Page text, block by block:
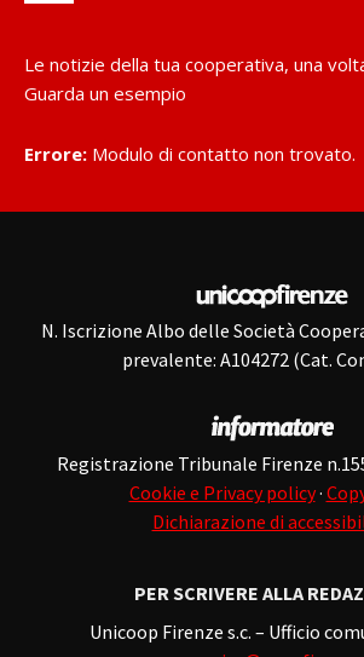
Le notizie della tua cooperativa, una
Guarda un esempio
Errore: Modulo di contatto non trovato.
N. Iscrizione Albo delle Società
prevalente: A104272 (Cat.
Registrazione Tribunale Firenze
Cookie e Privacy policy·
Dichiarazione di
PER SCRIVERE ALLA
Unicoop Firenze s.c. – Ufficio